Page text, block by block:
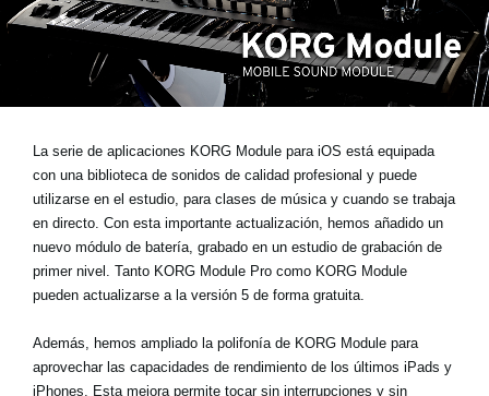
Redes Sociales
Acerca de KORG
La serie de aplicaciones KORG Module para iOS está equipada
con una biblioteca de sonidos de calidad profesional y puede
utilizarse en el estudio, para clases de música y cuando se trabaja
en directo. Con esta importante actualización, hemos añadido un
nuevo módulo de batería, grabado en un estudio de grabación de
primer nivel. Tanto KORG Module Pro como KORG Module
pueden actualizarse a la versión 5 de forma gratuita.
Además, hemos ampliado la polifonía de KORG Module para
aprovechar las capacidades de rendimiento de los últimos iPads y
iPhones. Esta mejora permite tocar sin interrupciones y sin